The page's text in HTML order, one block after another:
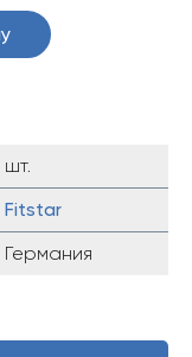
шт.
Fitstar
Германия